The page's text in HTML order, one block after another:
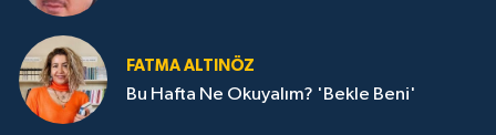
FATMA ALTINÖZ
Bu Hafta Ne Okuyalım? 'Bekle Beni'